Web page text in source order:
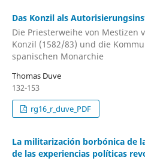
Das Konzil als
Die Priesterweihe von Mestizen
Konzil (1582/83) und die
spanischen Monarchie
Thomas Duve
132-153
rg16_r_duve_PDF
La militarización borbónica de
de las experiencias políticas